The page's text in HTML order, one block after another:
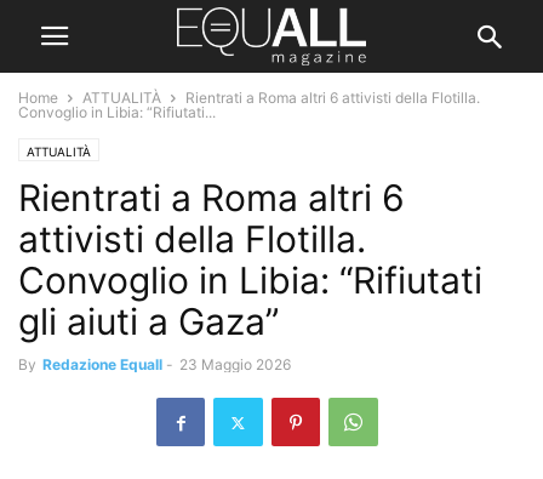
Home ATTUALITÀ
Rientrati a Roma altri 6 attivisti della Flotilla.
Convoglio in Libia: “Rifiutati...
ATTUALITÀ
Rientrati a Roma altri 6
attivisti della Flotilla.
Convoglio in Libia: “Rifiutati
gli aiuti a Gaza”
By Redazione Equall - 23 Maggio 2026